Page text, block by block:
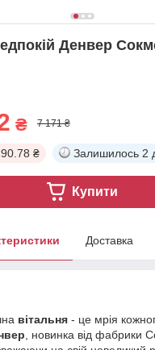
Денвер
₴ 7 171 ₴
₴ Залишилось 2
Купити
Доставка
вітальня - це мрія
, новинка від фабрики